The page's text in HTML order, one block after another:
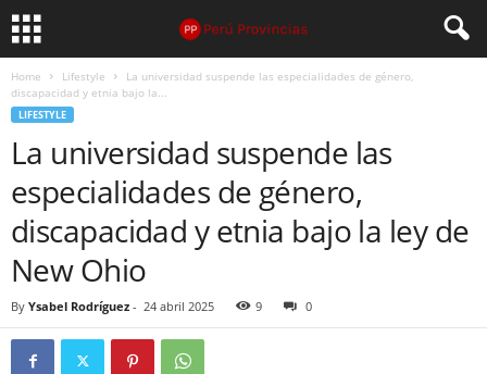
Home Lifestyle
La universidad suspende las especialidades de género,
discapacidad y etnia bajo la...
LIFESTYLE
La universidad suspende las
especialidades de género,
discapacidad y etnia bajo la ley de
New Ohio
By Ysabel Rodríguez - 24 abril 2025 9 0